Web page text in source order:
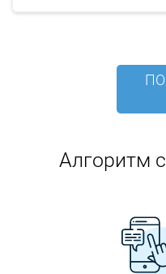
Алгоритм